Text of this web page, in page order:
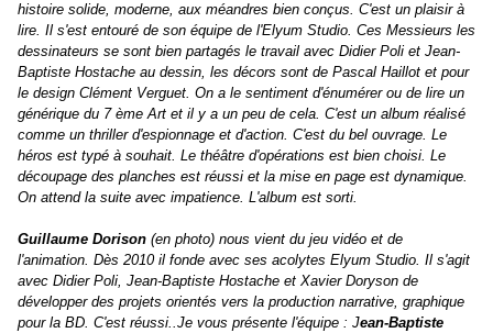
histoire solide, moderne, aux méandres bien conçus. C'est un plaisir à
lire. Il s'est entouré de son équipe de l'Elyum Studio. Ces Messieurs les
dessinateurs se sont bien partagés le travail avec Didier Poli et Jean-
Baptiste Hostache au dessin, les décors sont de Pascal Haillot et pour
le design Clément Verguet. On a le sentiment d'énumérer ou de lire un
générique du 7 ème Art et il y a un peu de cela. C'est un album réalisé
comme un thriller d'espionnage et d'action. C'est du bel ouvrage. Le
héros est typé à souhait. Le théâtre d'opérations est bien choisi. Le
découpage des planches est réussi et la mise en page est dynamique.
On attend la suite avec impatience. L'album est sorti.
Guillaume Dorison (en photo) nous vient du jeu vidéo et de
l'animation. Dès 2010 il fonde avec ses acolytes Elyum Studio. Il s'agit
avec Didier Poli, Jean-Baptiste Hostache et Xavier Doryson de
développer des projets orientés vers la production narrative, graphique
pour la BD. C'est réussi..Je vous présente l'équipe : Jean-Baptiste